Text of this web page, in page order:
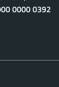
0000 0392